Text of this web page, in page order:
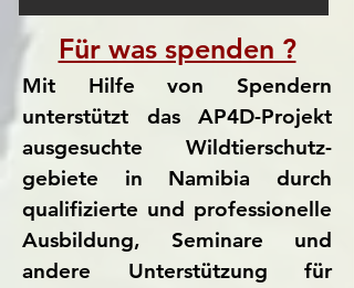
Für was spenden ?
Mit Hilfe von Spendern
unterstützt das AP4D-Projekt
ausgesuchte Wildtierschutz-
gebiete in Namibia durch
qualifizierte und professionelle
Ausbildung, Seminare und
andere Unterstützung für